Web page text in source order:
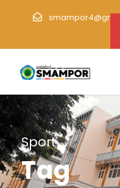
Sport
Tag